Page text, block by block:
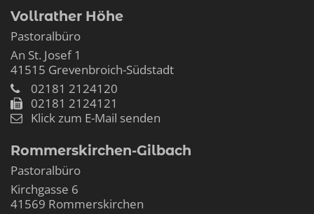
Vollrather Höhe
Pastoralbüro
An St. Josef 1
41515 Grevenbroich-Südstadt
02181 2124120
02181 2124121
Klick zum E-Mail senden
Rommerskirchen-Gilbach
Pastoralbüro
Kirchgasse 6
41569 Rommerskirchen